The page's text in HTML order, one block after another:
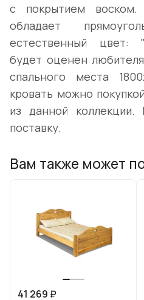
с покрытием воском.
обладает
естественный цвет:
будет оценен
спального места
кровать можно
из данной
поставку.
Вам также может
41 269 ₽